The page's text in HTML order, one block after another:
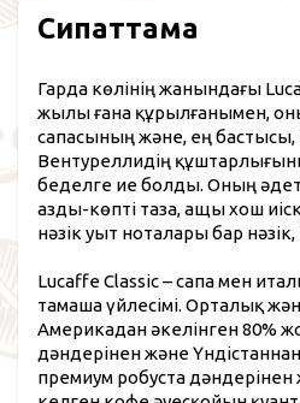
Сипаттама
Гарда көлінің жанындағы
жылы ғана құрылғанымен,
сапасының және, ең бастысы,
Вентуреллидің
беделге ие болды. Оның
азды-көпті таза, ащы хош
нәзік уыт ноталары бар нәзік,
Lucaffe Classic – сапа мен
тамаша үйлесімі. Орталық
Америкадан әкелінген 80%
дәндерінен және
премиум робуста дәндерінен